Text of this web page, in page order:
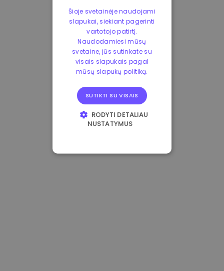
Šioje svetainėje naudojami
slapukai, siekiant pagerinti
vartotojo patirtį.
Naudodamiesi mūsų
svetaine, jūs sutinkate su
visais slapukais pagal
mūsų slapukų politiką.
SUTIKTI SU VISAIS
RODYTI DETALIAU
NUSTATYMUS